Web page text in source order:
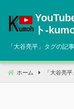
へ
動
ト
「大谷亮平 」タグの記
ホーム 「 大谷亮平